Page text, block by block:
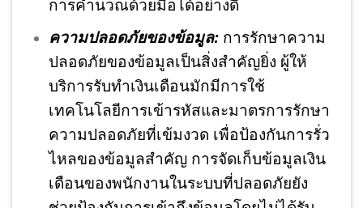
การคำนวณด้วยมือได้อย่างดี
ความปลอดภัยของข้อมูล:การรักษาความ
ปลอดภัยของข้อมูลเป็นสิ่งสำคัญยิ่ง ผู้ให้
บริการรับทำเงินเดือนมักมีการใช้
เทคโนโลยีการเข้ารหัสและมาตรการรักษา
ความปลอดภัยที่เข้มงวด เพื่อป้องกันการรั่ว
ไหลของข้อมูลสำคัญ การจัดเก็บข้อมูลเงิน
เดือนของพนักงานในระบบที่ปลอดภัยยัง